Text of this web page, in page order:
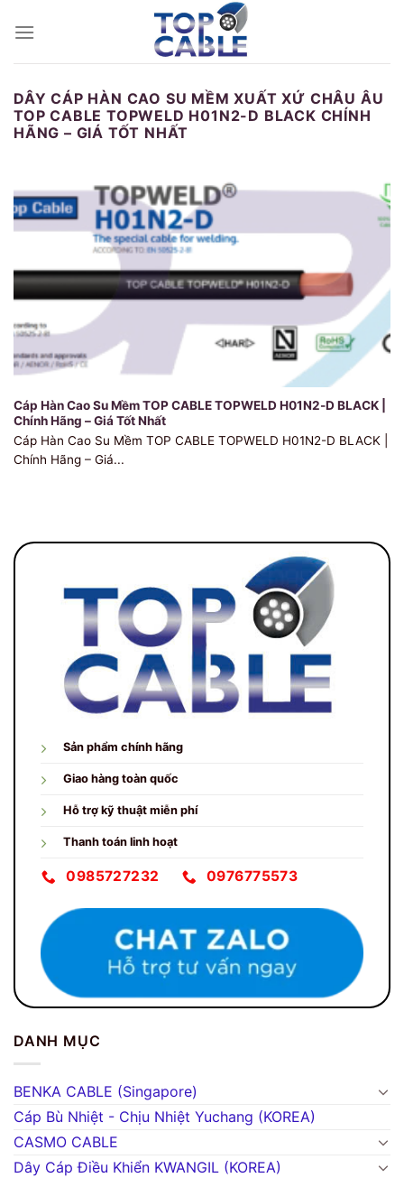
DÂY CÁP HÀN CAO SU MỀM XUẤT XỨ CHÂU ÂU
TOP CABLE TOPWELD H01N2-D BLACK CHÍNH
HÃNG – GIÁ TỐT NHẤT
Sản phẩm chính hãng
Giao hàng toàn quốc
Hỗ trợ kỹ thuật miễn phí
Thanh toán linh hoạt
0985727232 0976775573
DANH MỤC
BENKA CABLE (Singapore)
Cáp Bù Nhiệt - Chịu Nhiệt Yuchang (KOREA)
CASMO CABLE
Dây Cáp Điều Khiển KWANGIL (KOREA)
Cáp Hàn Cao Su Mềm TOP CABLE TOPWELD H01N2-D BLACK |
Chính Hãng – Giá Tốt Nhất
Cáp Hàn Cao Su Mềm TOP CABLE TOPWELD H01N2-D BLACK |
Chính Hãng – Giá...